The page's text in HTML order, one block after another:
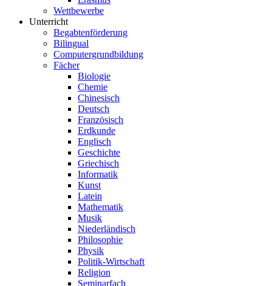
Wettbewerbe
Unterricht
Begabtenförderung
Bilingual
Computergrundbildung
Fächer
Biologie
Chemie
Chinesisch
Deutsch
Französisch
Erdkunde
Englisch
Geschichte
Griechisch
Informatik
Kunst
Latein
Mathematik
Musik
Niederländisch
Philosophie
Physik
Politik-Wirtschaft
Religion
Seminarfach